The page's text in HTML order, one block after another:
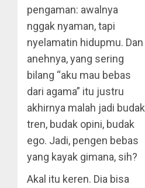
pengaman: awalnya
nggak nyaman, tapi
nyelamatin hidupmu. Dan
anehnya, yang sering
bilang “aku mau bebas
dari agama” itu justru
akhirnya malah jadi budak
tren, budak opini, budak
ego. Jadi, pengen bebas
yang kayak gimana, sih?
Akal itu keren. Dia bisa